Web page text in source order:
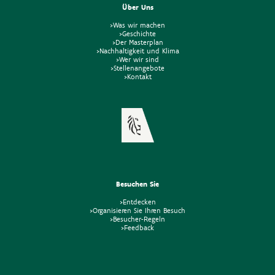
Über Uns
>Was wir machen
>Geschichte
>Der Masterplan
>Nachhaltigkeit und Klima
>Wer wir sind
>Stellenangebote
>Kontakt
Besuchen Sie
>Entdecken
>Organisieren Sie Ihren Besuch
>Besucher-Regeln
>Feedback